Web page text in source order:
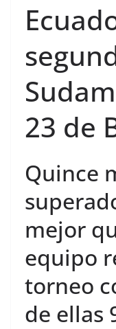
23 de
Quince
mejor
equipo
torneo
de ellas